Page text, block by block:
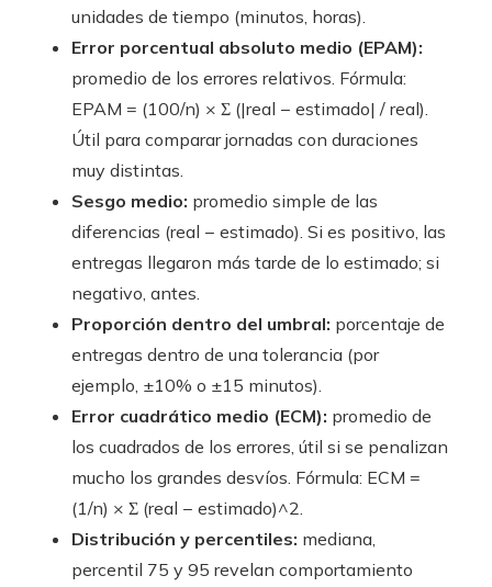
unidades de tiempo (minutos, horas).
Error porcentual absoluto medio (EPAM):
promedio de los errores relativos. Fórmula:
EPAM = (100/n) × Σ (|real − estimado| / real).
Útil para comparar jornadas con duraciones
muy distintas.
Sesgo medio: promedio simple de las
diferencias (real − estimado). Si es positivo, las
entregas llegaron más tarde de lo estimado; si
negativo, antes.
Proporción dentro del umbral: porcentaje de
entregas dentro de una tolerancia (por
ejemplo, ±10% o ±15 minutos).
Error cuadrático medio (ECM): promedio de
los cuadrados de los errores, útil si se penalizan
mucho los grandes desvíos. Fórmula: ECM =
(1/n) × Σ (real − estimado)^2.
Distribución y percentiles: mediana,
percentil 75 y 95 revelan comportamiento